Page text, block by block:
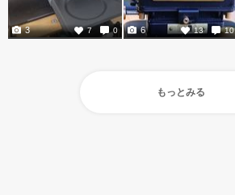
7 0
3 13 10
6
もっとみる